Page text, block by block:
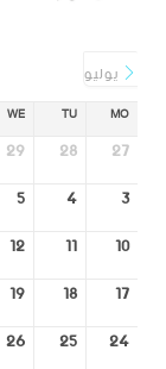
يوليو
MO
TU
WE
27
28
29
3
4
5
10
11
12
17
18
19
24
25
26